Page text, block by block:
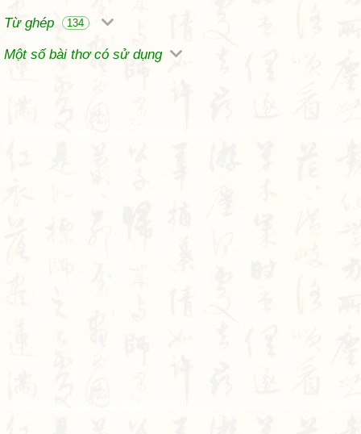
Từ ghép 134
Một số bài thơ có sử dụng